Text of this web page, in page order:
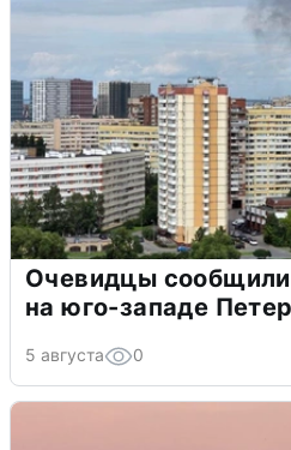
Очевидцы
на юго-западе
5 августа 0